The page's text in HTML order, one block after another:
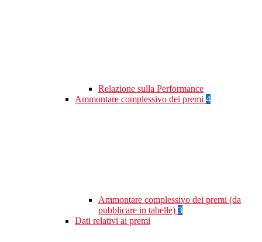
Relazione sulla Performance
Ammontare complessivo dei premi 4
Ammontare complessivo dei premi (da
pubblicare in tabelle) 3
Dati relativi ai premi